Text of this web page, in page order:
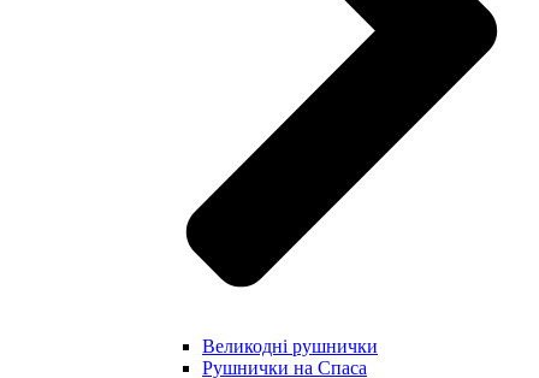
Великодні рушнички
Рушнички на Спаса